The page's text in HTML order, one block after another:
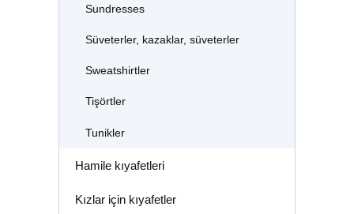
Sundresses
Süveterler, kazaklar, süveterler
Sweatshirtler
Tişörtler
Tunikler
Hamile kıyafetleri
Kızlar için kıyafetler